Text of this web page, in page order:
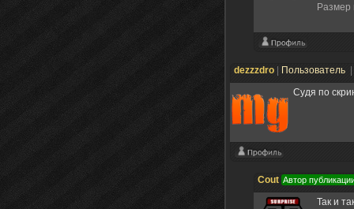
Размер
dezzzdro Пользователь
Судя по
Cout Автор
Так и